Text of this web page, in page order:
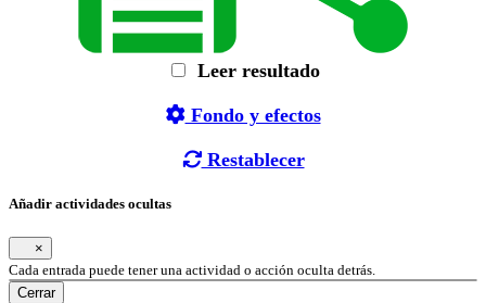
Leer resultado
Fondo y efectos
Restablecer
Añadir actividades ocultas
×
Cada entrada puede tener una actividad o acción oculta detrás.
Cerrar